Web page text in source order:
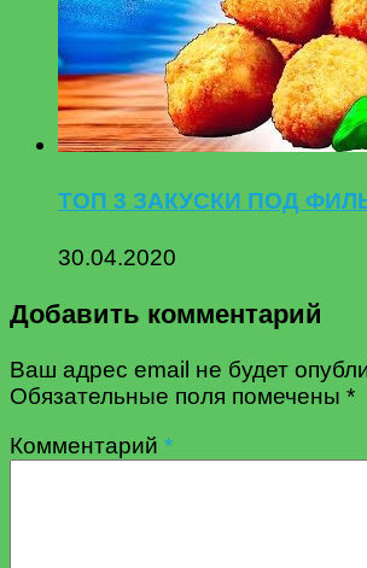
ТОП 3 ЗАКУСКИ ПОД
30.04.2020
Добавить комментарий
Ваш адрес email не будет
Обязательные поля помечены *
Комментарий *